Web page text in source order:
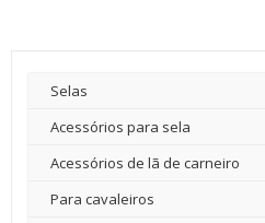
Selas
Acessórios para sela
Acessórios de lã de carneiro
Para cavaleiros